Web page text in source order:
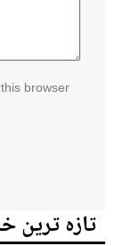
browser
تازہ ترین